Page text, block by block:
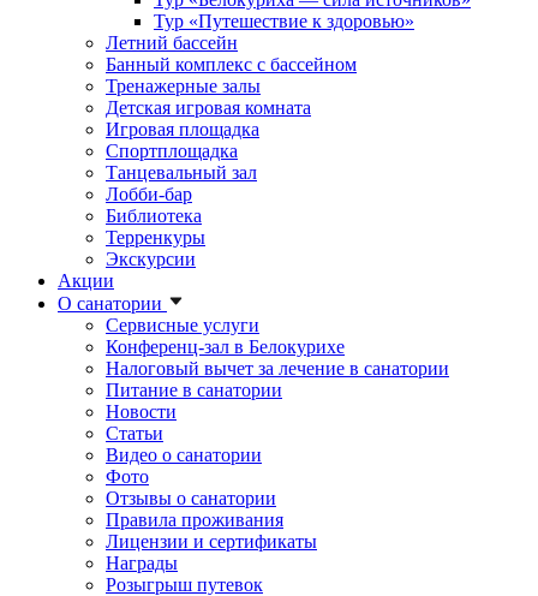
Тур «Путешествие к здоровью»
Летний бассейн
Банный комплекс с бассейном
Тренажерные залы
Детская игровая комната
Игровая площадка
Спортплощадка
Танцевальный зал
Лобби-бар
Библиотека
Терренкуры
Экскурсии
Акции
О санатории
Сервисные услуги
Конференц-зал в Белокурихе
Налоговый вычет за лечение в санатории
Питание в санатории
Новости
Статьи
Видео о санатории
Фото
Отзывы о санатории
Правила проживания
Лицензии и сертификаты
Награды
Розыгрыш путевок